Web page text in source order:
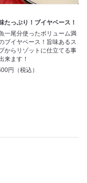
たっぷり！ブイヤベース！
一尾分使ったボリューム満
ブイヤベース！旨味あるス
からリゾットに仕立てる事
来ます！
円（税込）